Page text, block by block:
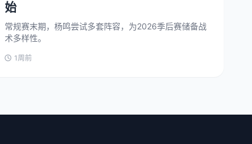
始
常规赛末期，杨鸣尝试多套阵容，为2026季后赛储备战
术多样性。
1周前